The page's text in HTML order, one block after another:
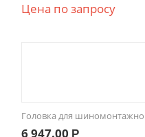
Цена по запросу
Головка для
6 947.00 Р